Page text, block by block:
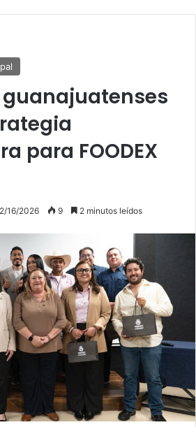
guanajuatenses
para FOODEX
16/2026 9 2 minutos leídos